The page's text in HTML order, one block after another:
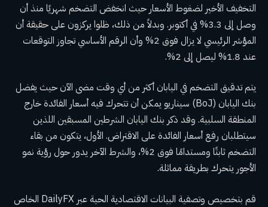
التخفيف الأخير لضغوط الأسعار حيث انخفض التضخم شهريًا منذ أن
وصل إلى 3.3% في أكتوبر. وبدلاً من ذلك، ظلوا يركزون على حقيقة أن
المؤشر الرئيسي لا يزال فوق 2% وأن الرقم الأساسي تجاوز التوقعات
عند 1.8% ليصل إلى 2%.
يتم تدقيق التضخم في اليابان أكثر من أي وقت مضى الآن حيث يفضل
بنك اليابان (BoJ) سيناريو يمكن أن تتحرك فيه أسعار الفائدة خارج
المنطقة السلبية. وقد ذكر بنك اليابان الشرطين المسبقين اللذين
سيتطلبان رفع أسعار الفائدة على الاقتراض. الأول، يتكون من بقاء
التضخم ثابتًا ومستدامًا فوق 2%، والشرط الآخر يدور حول رؤية نمو
الأجور يتحرك بطريقة مماثلة.
قم بتخصيص وتصفية البيانات الاقتصادية الحية عبر DailyFX الخاص